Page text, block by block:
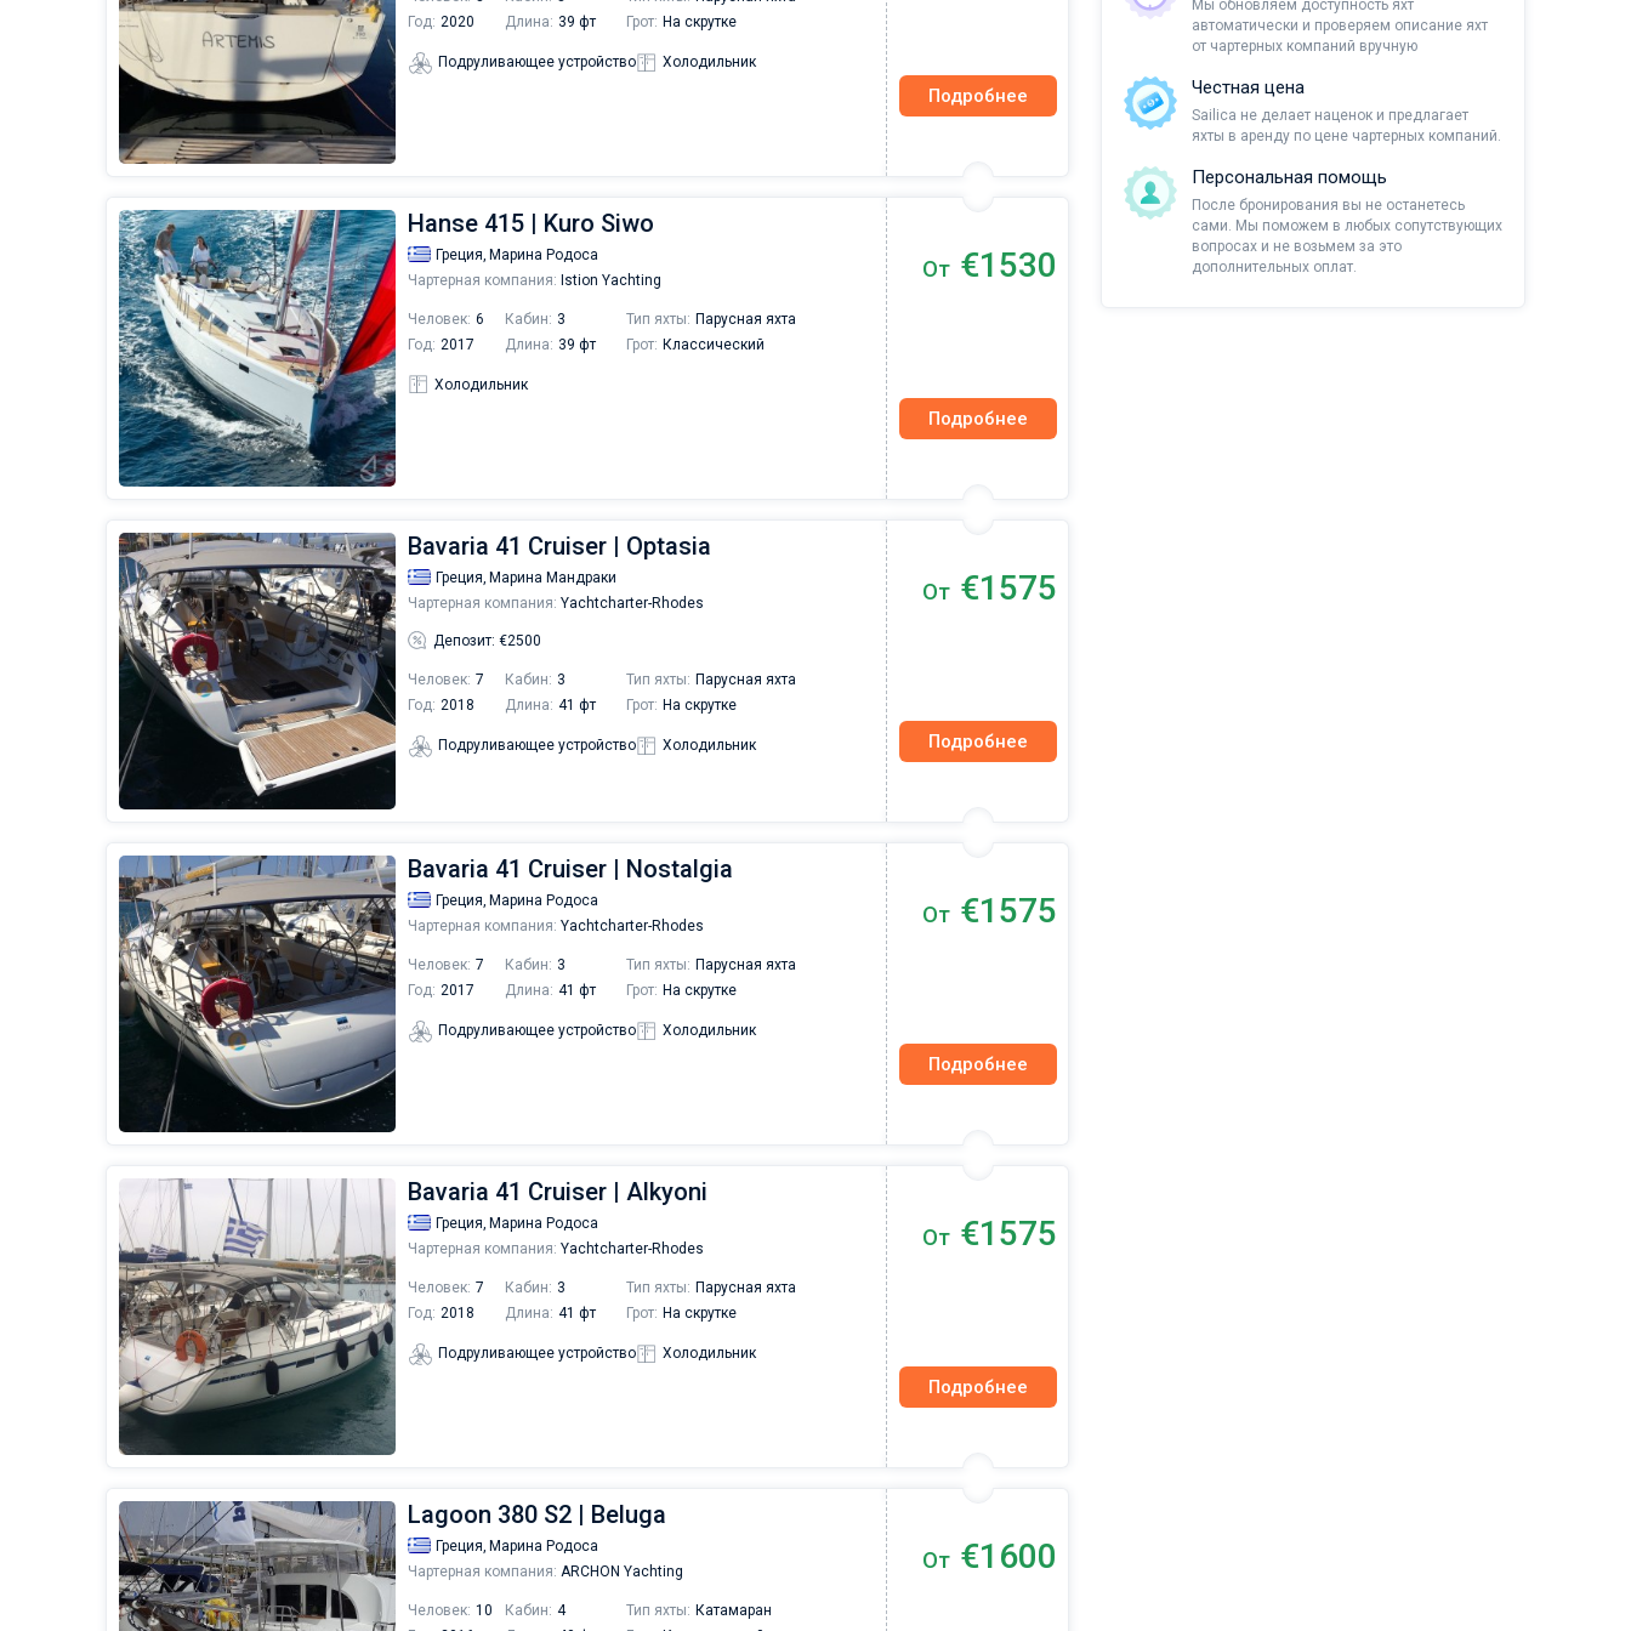
Год: 2020 Длина: 39 фт Грот: На скрутке
Подруливающее устройство Холодильник
Подробнее
Hanse 415 | Kuro Siwo
Греция, Марина Родоса
Чартерная компания: Istion Yachting
Человек: 6 Кабин: 3 Тип яхты: Парусная яхта
Год: 2017 Длина: 39 фт Грот: Классический
Холодильник
От €1530
Подробнее
Bavaria 41 Cruiser | Optasia
Греция, Марина Мандраки
Чартерная компания: Yachtcharter-Rhodes
Депозит: €2500
Человек: 7 Кабин: 3 Тип яхты: Парусная яхта
Год: 2018 Длина: 41 фт Грот: На скрутке
Подруливающее устройство Холодильник
От €1575
Подробнее
Bavaria 41 Cruiser | Nostalgia
Греция, Марина Родоса
Чартерная компания: Yachtcharter-Rhodes
Человек: 7 Кабин: 3 Тип яхты: Парусная яхта
Год: 2017 Длина: 41 фт Грот: На скрутке
Подруливающее устройство Холодильник
От €1575
Подробнее
Bavaria 41 Cruiser | Alkyoni
Греция, Марина Родоса
Чартерная компания: Yachtcharter-Rhodes
Человек: 7 Кабин: 3 Тип яхты: Парусная яхта
Год: 2018 Длина: 41 фт Грот: На скрутке
Подруливающее устройство Холодильник
От €1575
Подробнее
Lagoon 380 S2 | Beluga
Греция, Марина Родоса
Чартерная компания: ARCHON Yachting
Человек: 10 Кабин: 4 Тип яхты: Катамаран
От €1600
Мы обновляем доступность яхт
автоматически и проверяем описание яхт
от чартерных компаний вручную
Честная цена
Sailica не делает наценок и предлагает
яхты в аренду по цене чартерных компаний.
Персональная помощь
После бронирования вы не останетесь
сами. Мы поможем в любых сопутствующих
вопросах и не возьмем за это
дополнительных оплат.